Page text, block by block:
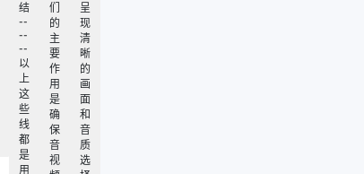
结
--
--
--
以
上
这
些
线
都
是
用
们
的
主
要
作
用
是
确
保
音
视
呈
现
清
晰
的
画
面
和
音
质
选